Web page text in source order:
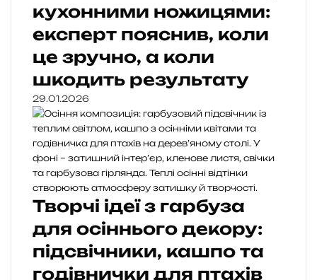
кухонними ножицями:
експерт пояснив, коли
це зручно, а коли
шкодить результату
29.01.2026
Творчі ідеї з гарбуза
для осіннього декору:
підсвічники, кашпо та
годівнички для птахів